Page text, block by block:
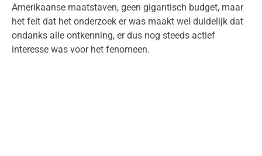
Amerikaanse maatstaven, geen gigantisch budget, maar
het feit dat het onderzoek er was maakt wel duidelijk dat
ondanks alle ontkenning, er dus nog steeds actief
interesse was voor het fenomeen.